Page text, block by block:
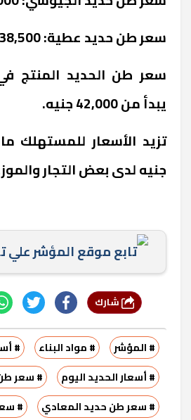
سعر طن حديد عطية: 38,500 جنيه.
سعر طن الحديد المنتج
يبدأ من 42,000 جنيه.
جنيه لدى بعض التجار
تابع موقع المؤشر
# المؤشر # مواد البناء
#
# أسعار الحديد اليوم
# سعر
# سعر طن حديد المعادي
#